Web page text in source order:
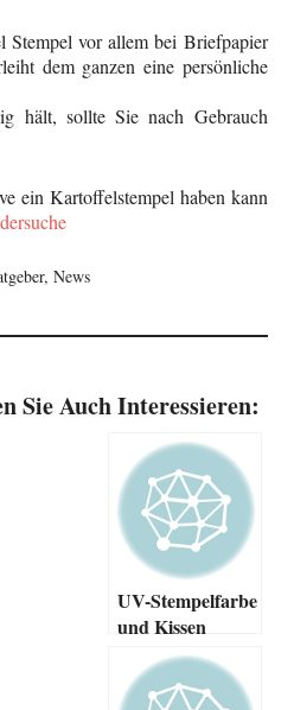
Stempel vor allem bei Briefpapier
dem ganzen eine persönliche
hält, sollte Sie nach Gebrauch
ein Kartoffelstempel haben kann
News
Sie Auch Interessieren:
UV-Stempelfarbe
und Kissen